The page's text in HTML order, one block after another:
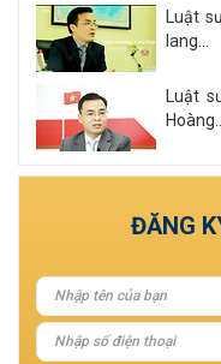
Luật
lang...
Luật
Hoàng...
ĐĂNG